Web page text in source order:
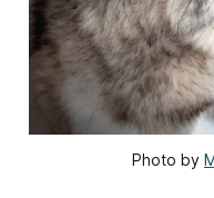
Photo by